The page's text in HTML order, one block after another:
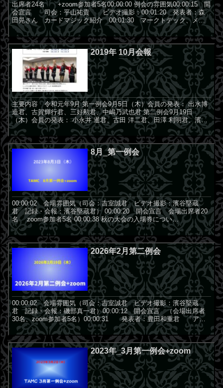
出席者24名 +zoom参加者5名00:00:00 例会の雰囲気00:00:15 開
会宣言 司会：平山祐貴 ビデオ撮影：00:01:20 発表者：森
田晃さん カードマジック紹介 00:01:30 マークトデック、メイ
トカード、ハイパー...
2019年 10月会報
主要内容 令和元年9月 第一例会9月5日（木）会員の発表： 出水博
造君、古賀輝行君、三好勲君、中嶋乃武也君 第二例会9月19日
（木）会員の発表： 小永井 暹君、古田 洋二君、田澤 利明君、濱
谷 堅蔵君 土曜研修9月14日（土） Ａ室の講師：...
8月‗第一例会
00:00:02 会場雰囲気（司会：吉室誠君 ビデオ撮影：濱谷堅蔵
君 記録・会報：濱谷堅蔵君） 00:00:20 開会宣言 会場出席者20
名 zoom参加者5名 00:00:38 秋の大会の入場券につい
て 大会委員長 ...
2026年2月第二例会
00:00:02 会場雰囲気（司会：吉室誠君 ビデオ撮影：濱谷堅蔵
君 記録・会報：磯部真一君）00:00:12 開会宣言 （会場出席者
30名、zoom参加者5名）00:00:31 発表者：豊田和重君 「アピ
ケンとバニケンのマジック披露」 ...
2023年_3月第一例会+zoom